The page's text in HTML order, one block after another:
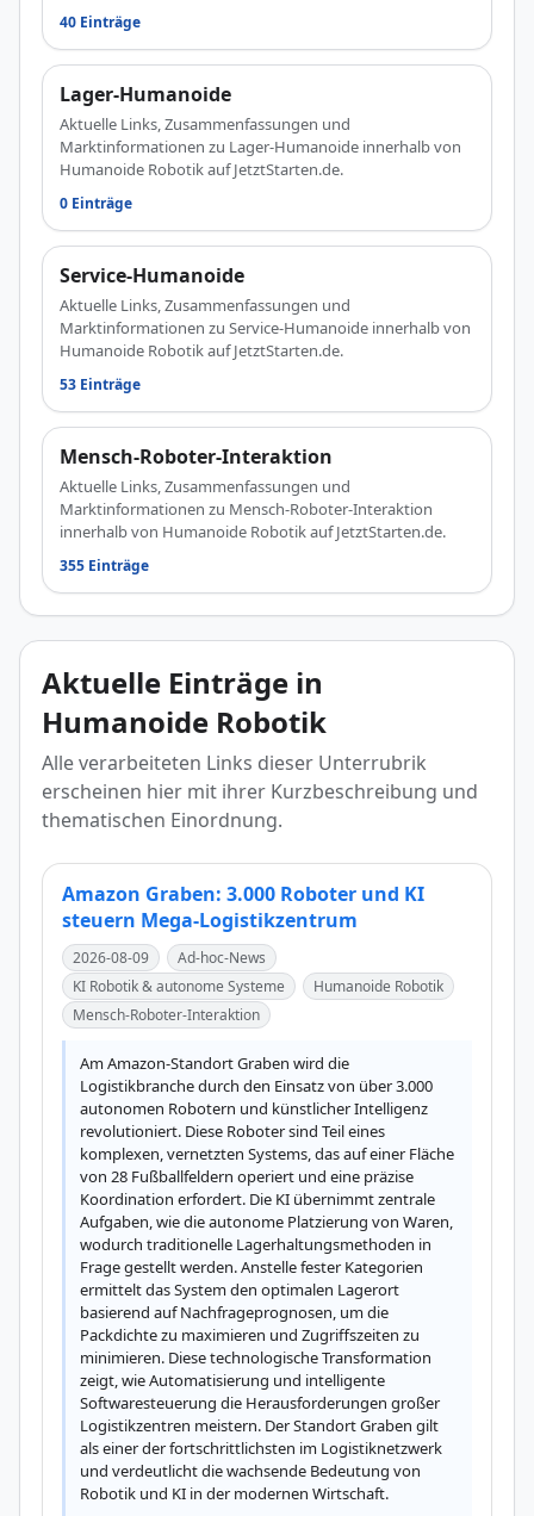
40 Einträge
Lager-Humanoide
Aktuelle Links, Zusammenfassungen und
Marktinformationen zu Lager-Humanoide innerhalb von
Humanoide Robotik auf JetztStarten.de.
0 Einträge
Service-Humanoide
Aktuelle Links, Zusammenfassungen und
Marktinformationen zu Service-Humanoide innerhalb von
Humanoide Robotik auf JetztStarten.de.
53 Einträge
Mensch-Roboter-Interaktion
Aktuelle Links, Zusammenfassungen und
Marktinformationen zu Mensch-Roboter-Interaktion
innerhalb von Humanoide Robotik auf JetztStarten.de.
355 Einträge
Aktuelle Einträge in
Humanoide Robotik
Alle verarbeiteten Links dieser Unterrubrik
erscheinen hier mit ihrer Kurzbeschreibung und
thematischen Einordnung.
Amazon Graben: 3.000 Roboter und KI
steuern Mega-Logistikzentrum
2026-08-09
Ad-hoc-News
KI Robotik & autonome Systeme
Humanoide Robotik
Mensch-Roboter-Interaktion
Am Amazon-Standort Graben wird die
Logistikbranche durch den Einsatz von über 3.000
autonomen Robotern und künstlicher Intelligenz
revolutioniert. Diese Roboter sind Teil eines
komplexen, vernetzten Systems, das auf einer Fläche
von 28 Fußballfeldern operiert und eine präzise
Koordination erfordert. Die KI übernimmt zentrale
Aufgaben, wie die autonome Platzierung von Waren,
wodurch traditionelle Lagerhaltungsmethoden in
Frage gestellt werden. Anstelle fester Kategorien
ermittelt das System den optimalen Lagerort
basierend auf Nachfrageprognosen, um die
Packdichte zu maximieren und Zugriffszeiten zu
minimieren. Diese technologische Transformation
zeigt, wie Automatisierung und intelligente
Softwaresteuerung die Herausforderungen großer
Logistikzentren meistern. Der Standort Graben gilt
als einer der fortschrittlichsten im Logistiknetzwerk
und verdeutlicht die wachsende Bedeutung von
Robotik und KI in der modernen Wirtschaft.